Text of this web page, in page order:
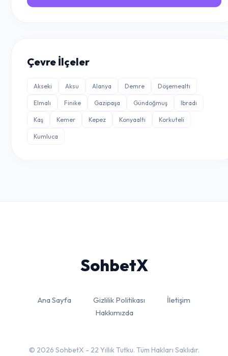
Çevre İlçeler
Akseki Aksu Alanya Demre Döşemealtı
Elmalı Finike Gazipaşa Gündoğmuş Ibradı
Kaş Kemer Kepez Konyaaltı Korkuteli
Kumluca
SohbetX
Ana Sayfa Gizlilik Politikası
İletişim
Hakkımızda
© 2026 SohbetX - 22 Yıllık Tutku. Tüm Hakları Saklıdır.